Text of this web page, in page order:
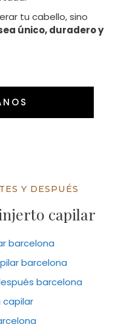
tu cabello, sino
único, duradero y
Y DESPUÉS
capilar